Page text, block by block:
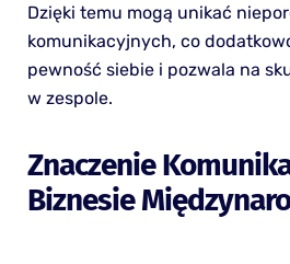
Dzięki temu mogą unikać
komunikacyjnych, co
pewność siebie i pozwala na
w zespole.
Znaczenie
Biznesie